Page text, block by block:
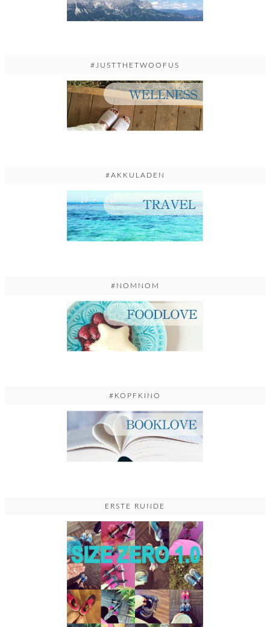
#JUSTTHETWOOFUS
#AKKULADEN
#NOMNOM
#KOPFKINO
ERSTE RUNDE